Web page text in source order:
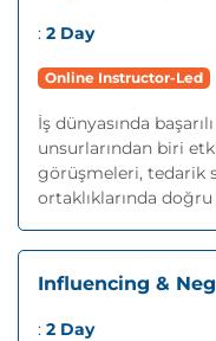
: 2 Day
Online Instructor-Led
İş dünyasında
unsurlarından biri
görüşmeleri, tedarik
ortaklıklarında
Influencing &
: 2 Day